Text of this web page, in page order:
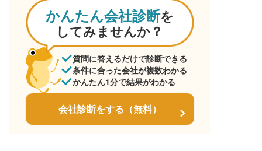
かんたん会社診断を
してみませんか？
質問に答えるだけで診断できる
条件に合った会社が複数わかる
かんたん1分で結果がわかる
会社診断をする（無料）